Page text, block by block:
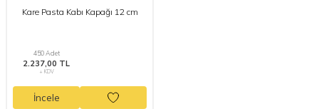
Kare Pasta Kabı Kapağı 12 cm
450 Adet
2.237,00 TL
+ KDV
İncele